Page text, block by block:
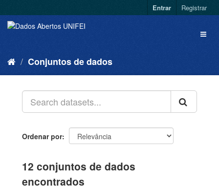
Entrar Registrar
Conjuntos de dados
Ordenar por
12 conjuntos de dados
encontrados